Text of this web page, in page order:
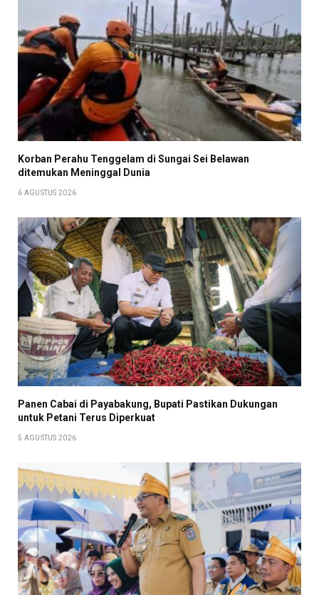
Korban Perahu Tenggelam di Sungai Sei Belawan
ditemukan Meninggal Dunia
6 AGUSTUS 2026
Panen Cabai di Payabakung, Bupati Pastikan Dukungan
untuk Petani Terus Diperkuat
5 AGUSTUS 2026